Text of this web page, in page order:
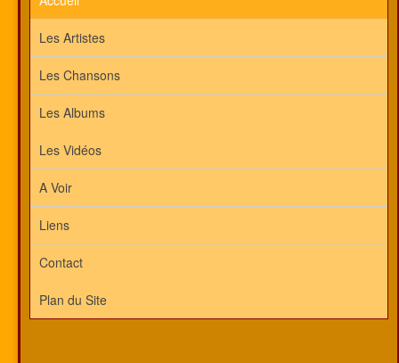
Les Artistes
Les Chansons
Les Albums
Les Vidéos
A Voir
Liens
Contact
Plan du Site